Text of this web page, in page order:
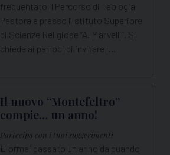
frequentato il Percorso di Teologia
Pastorale presso l’Istituto Superiore
di Scienze Religiose “A. Marvelli”. Si
chiede ai parroci di invitare i…
Il nuovo “Montefeltro”
compie… un anno!
Partecipa con i tuoi suggerimenti
E' ormai passato un anno da quando